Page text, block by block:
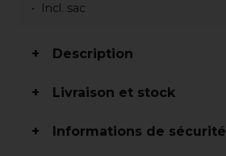
Incl. sac
Description
Livraison et stock
Informations de sécurité